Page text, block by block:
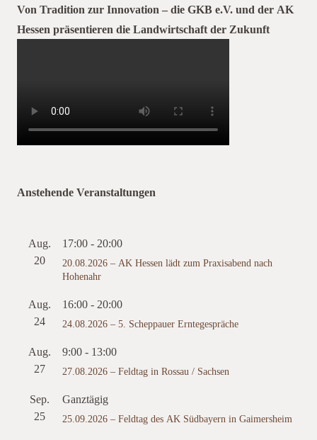
Von Tradition zur Innovation – die GKB e.V. und der AK
Hessen präsentieren die Landwirtschaft der Zukunft
Anstehende Veranstaltungen
Aug.
20
17:00-20:00
20.08.2026 – AK Hessen lädt zum Praxisabend nach
Hohenahr
Aug.
24
16:00-20:00
24.08.2026 – 5. Scheppauer Erntegespräche
Aug.
27
9:00- 13:00
27.08.2026 – Feldtag in Rossau / Sachsen
Sep.
25
Ganztägig
25.09.2026 – Feldtag des AK Südbayern in Gaimersheim